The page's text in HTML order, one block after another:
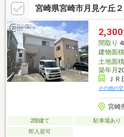
宮崎県宮崎市月見ケ丘
2,300
間取り
建物面積
土地面積
築年月
Ｊ
その他の交
宮崎
2階建て 駐車場あり
即入居可